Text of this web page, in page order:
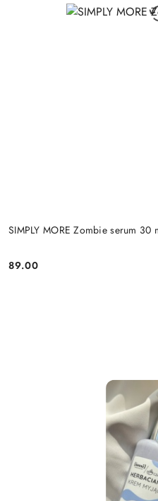
SIMPLY MORE Zombie serum 30
Cena:
89.00